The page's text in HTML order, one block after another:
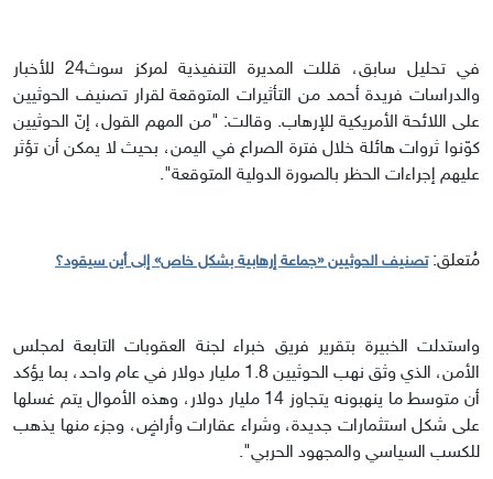
في تحليل سابق، قللت المديرة التنفيذية لمركز سوث24 للأخبار
والدراسات فريدة أحمد من التأثيرات المتوقعة لقرار تصنيف الحوثيين
على اللائحة الأمريكية للإرهاب. وقالت: "من المهم القول، إنّ الحوثيين
كوّنوا ثروات هائلة خلال فترة الصراع في اليمن، بحيث لا يمكن أن تؤثر
عليهم إجراءات الحظر بالصورة الدولية المتوقعة".
مُتعلق:تصنيف الحوثيين «جماعة إرهابية بشكل خاص» إلى أين سيقود؟
واستدلت الخبيرة بتقرير فريق خبراء لجنة العقوبات التابعة لمجلس
الأمن، الذي وثق نهب الحوثيين 1.8 مليار دولار في عام واحد، بما يؤكد
أن متوسط ما ينهبونه يتجاوز 14 مليار دولار، وهذه الأموال يتم غسلها
على شكل استثمارات جديدة، وشراء عقارات وأراضٍ، وجزء منها يذهب
للكسب السياسي والمجهود الحربي".